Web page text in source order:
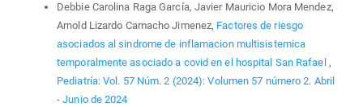
Debbie Carolina Raga García, Javier Mauricio Mora Mendez,
Arnold Lizardo Camacho Jimenez, Factores de riesgo
asociados al sindrome de inflamacion multisistemica
temporalmente asociado a covid en el hospital San Rafael ,
Pediatría: Vol. 57 Núm. 2 (2024): Volumen 57 número 2. Abril
- Junio de 2024